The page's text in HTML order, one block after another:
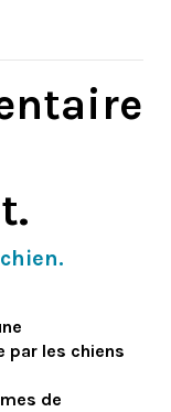
par les chiens
de